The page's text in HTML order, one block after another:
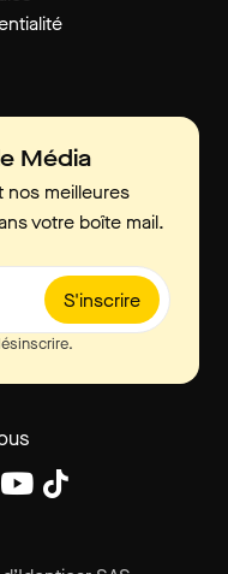
Média
nos meilleures
votre boîte mail.
S'inscrire